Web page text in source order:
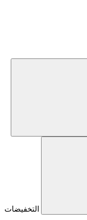
التخفيضات